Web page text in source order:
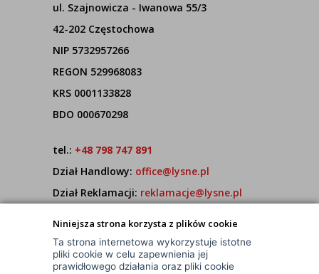
Niniejsza strona korzysta z plików cookie
Ta strona internetowa wykorzystuje istotne
pliki cookie w celu zapewnienia jej
prawidłowego działania oraz pliki cookie
ul. Szajnowicza - Iwanowa 55/3
42-202 Częstochowa
NIP 5732957266
REGON 529968083
KRS 0001133828
BDO 000670298
tel.: +48 798 747 891
Dział Handlowy: office@lysne.pl
Dział Reklamacji: reklamacje@lysne.pl
7:00 - 15:00